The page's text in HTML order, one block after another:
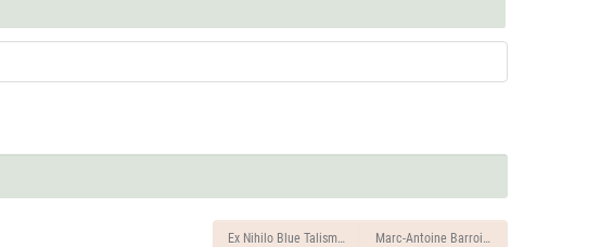
Ex Nihilo Blue Talisman 35 ML Духи унісексMarc-Antoine Barrois Tilia 35 ML Духи